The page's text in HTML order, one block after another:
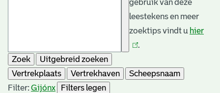
gebruik van deze
leestekens en meer
zoektips vindt u hier
.
Zoek
Uitgebreid zoeken
Vertrekplaats
Vertrekhaven
Scheepsnaam
Filter: Gijónx
Filters legen